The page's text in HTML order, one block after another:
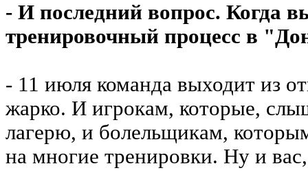
- И последний вопрос. Когда
тренировочный процесс в
- 11 июля команда выходит из
жарко. И игрокам, которые,
лагерю, и болельщикам,
на многие тренировки. Ну и